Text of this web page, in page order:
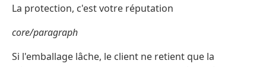
La protection, c'est votre réputation
core/paragraph
Si l'emballage lâche, le client ne retient que la